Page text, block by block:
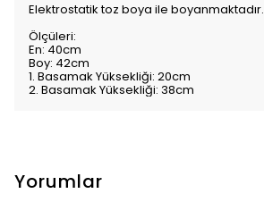
Elektrostatik toz boya ile boyanmaktadır.
Ölçüleri:
En: 40cm
Boy: 42cm
1. Basamak Yüksekliği: 20cm
2. Basamak Yüksekliği: 38cm
Yorumlar